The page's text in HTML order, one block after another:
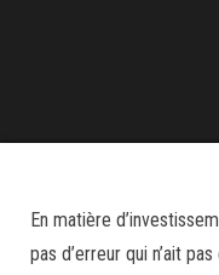
En matière
pas d’erreur qui n’ait